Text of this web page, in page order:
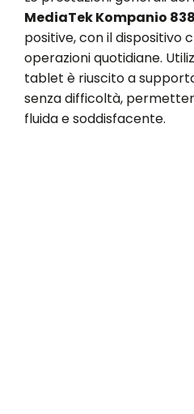
MediaTek Kompanio 838
positive, con il dispositivo
operazioni quotidiane.
tablet è riuscito a
senza difficoltà,
fluida e soddisfacente.